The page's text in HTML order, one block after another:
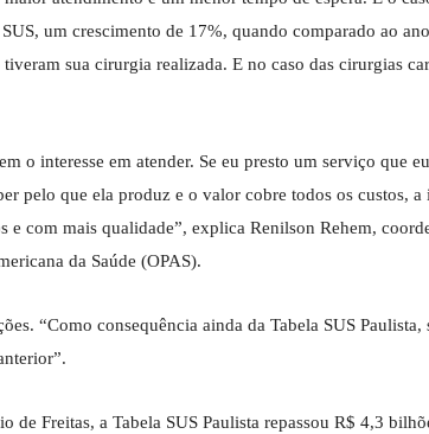
um crescimento de 17%, quando comparado ao
sua cirurgia realizada. E no caso das cirurgias
o interesse em atender. Se eu presto um serviço que
pelo que ela produz e o valor cobre todos os custos, a
e com mais qualidade”, explica Renilson Rehem,
da Saúde (OPAS).
“Como consequência ainda da Tabela SUS Paulista,
Freitas, a Tabela SUS Paulista repassou R$ 4,3